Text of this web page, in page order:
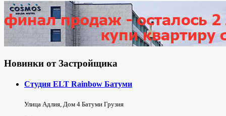
Новинки от Застройщика
Студия ELT Rainbow Батуми
Улица Адлия, Дом 4 Батуми Грузия